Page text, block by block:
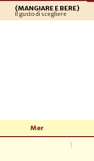
(MANGIARE E BERE)
Il gusto di scegliere
Mer
1